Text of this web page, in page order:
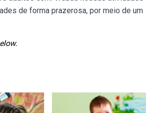
de forma prazerosa, por meio de um